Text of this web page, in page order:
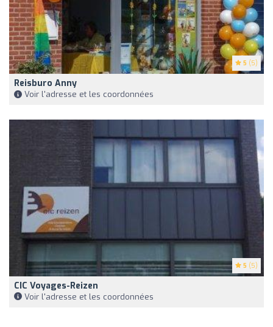
5 (5)
Reisburo Anny
Voir l'adresse et les coordonnées
5 (5)
CIC Voyages-Reizen
Voir l'adresse et les coordonnées